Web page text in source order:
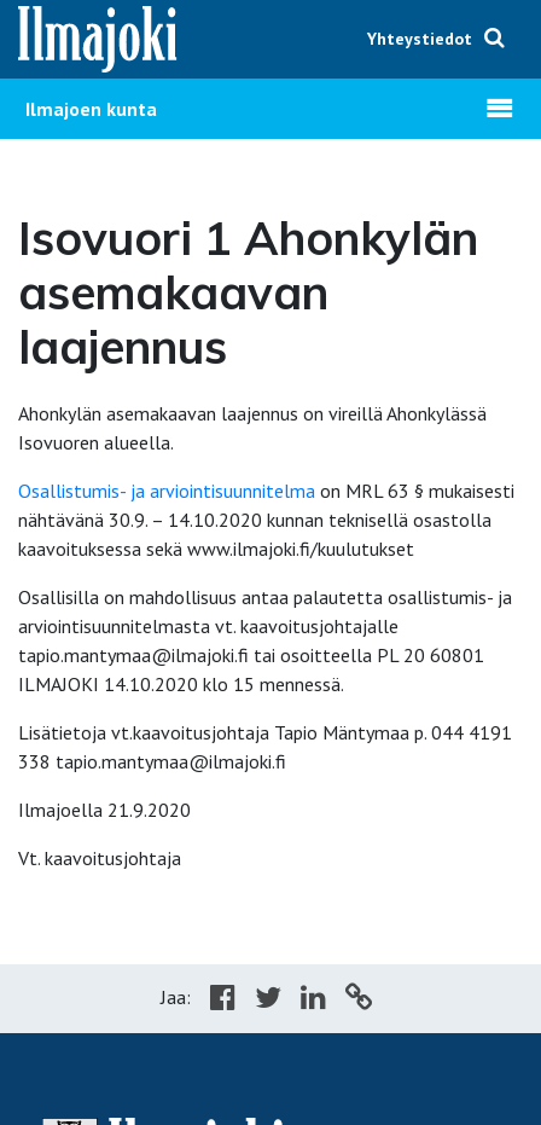
Hyppää sisältöön
Yhteystiedot
Ilmajoen kunta Avaa
Isovuori 1 Ahonkylän
asemakaavan
laajennus
Ahonkylän asemakaavan laajennus on vireillä Ahonkylässä
Isovuoren alueella.
Osallistumis- ja arviointisuunnitelma on MRL 63 § mukaisesti
nähtävänä 30.9. – 14.10.2020 kunnan teknisellä osastolla
kaavoituksessa sekä www.ilmajoki.fi/kuulutukset
Osallisilla on mahdollisuus antaa palautetta osallistumis- ja
arviointisuunnitelmasta vt. kaavoitusjohtajalle
tapio.mantymaa@ilmajoki.fi tai osoitteella PL 20 60801
ILMAJOKI 14.10.2020 klo 15 mennessä.
Lisätietoja vt.kaavoitusjohtaja Tapio Mäntymaa p. 044 4191
338 tapio.mantymaa@ilmajoki.fi
Ilmajoella 21.9.2020
Vt. kaavoitusjohtaja
Jaa: